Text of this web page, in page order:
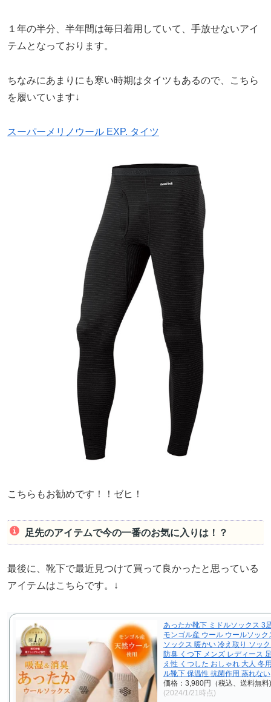
１年の半分、半年間は毎日着用していて、手放せないアイ
テムとなっております。
ちなみにあまりにも寒い時期はタイツもあるので、こちら
を履いています↓
スーパーメリノウール EXP. タイツ
こちらもお勧めです！！ゼヒ！
足先のアイテムで今の一番のお気に入りは！？
最後に、靴下で最近見つけて買って良かったと思っている
アイテムはこちらです。↓
あったか靴下 ミドルソックス 3
モンゴル産 ウール ウールソック
ソックス 暖かい 冷え取り ソッ
防臭 くつ下 メンズ レディース
え性 くつした おしゃれ 大人 冬
ル靴下 保温性 抗菌作用 蒸れない
価格：3,980円（税込、送料無料)
(2024/1/21時点)